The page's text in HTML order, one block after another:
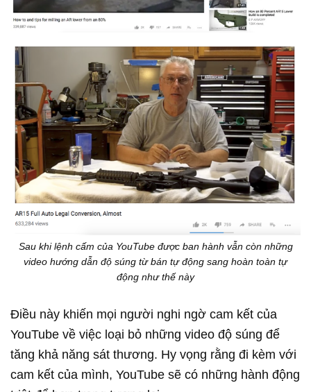
Sau khi lệnh cấm của YouTube được ban hành vẫn còn những
video hướng dẫn độ súng từ bán tự động sang hoàn toàn tự
động như thế này
Điều này khiến mọi người nghi ngờ cam kết của
YouTube về việc loại bỏ những video độ súng để
tăng khả năng sát thương. Hy vọng rằng đi kèm với
cam kết của mình, YouTube sẽ có những hành động